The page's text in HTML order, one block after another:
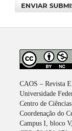
ENVIAR
CAOS – Revista
Universidade
Centro de
Coordenação do
Campus I, bloco